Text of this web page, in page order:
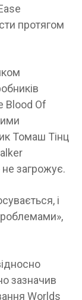
протягом
Blood Of
Томаш Тінц
не загрожує.
і
зазначив
Worlds